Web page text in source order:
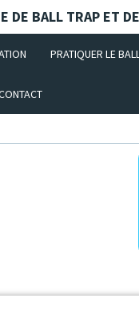
DE BALL TRAP ET
PRATIQUER LE